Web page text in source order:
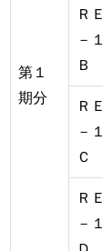
第１
期分
ＲＥ
－１
Ｂ
ＲＥ
－１
Ｃ
ＲＥ
－１